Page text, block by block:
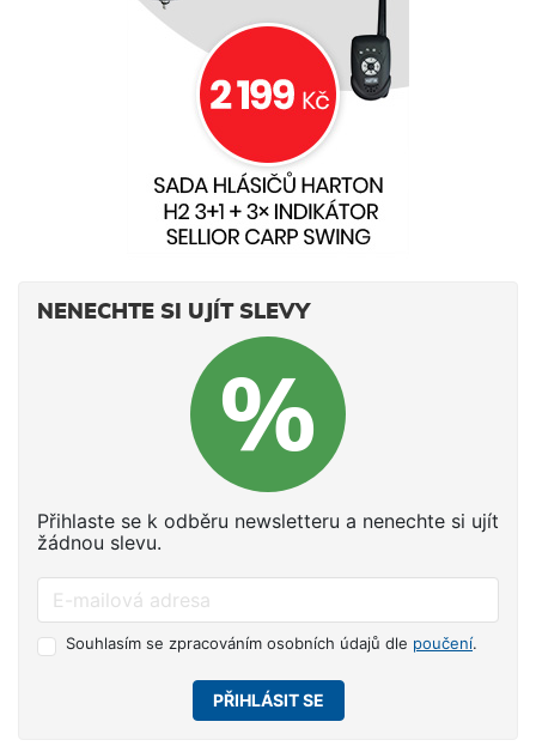
NENECHTE SI UJÍT SLEVY
Přihlaste se k odběru newsletteru a nenechte si ujít
žádnou slevu.
Souhlasím se zpracováním osobních údajů dle poučení.
PŘIHLÁSIT SE